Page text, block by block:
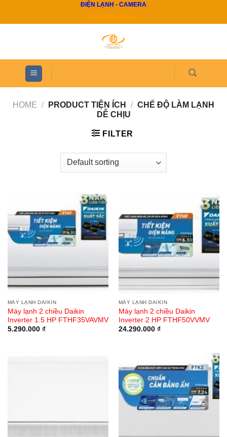
ĐIỆN LẠNH - CAMERA
HOME / PRODUCT TIỆN ÍCH / CHẾ ĐỘ LÀM LẠNH
DỄ CHỊU
FILTER
MÁY LẠNH DAIKIN
Máy lạnh 2 chiều Daikin
Inverter 1.5 HP FTHF35VAVMV
5.290.000 ₫
MÁY LẠNH DAIKIN
Máy lạnh 2 chiều Daikin
Inverter 2 HP FTHF50VVMV
24.290.000 ₫